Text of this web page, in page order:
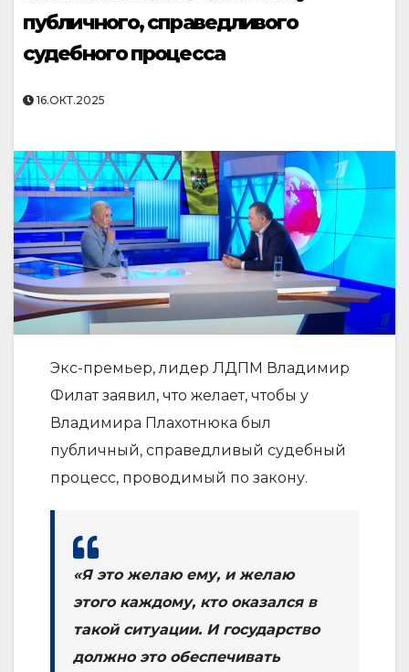
публичного, справедливого
судебного процесса
16.ОКТ.2025
Экс-премьер, лидер ЛДПМ Владимир
Филат заявил, что желает, чтобы у
Владимира Плахотнюка был
публичный, справедливый судебный
процесс, проводимый по закону.
«Я это желаю ему, и желаю
этого каждому, кто оказался в
такой ситуации. И государство
должно это обеспечивать